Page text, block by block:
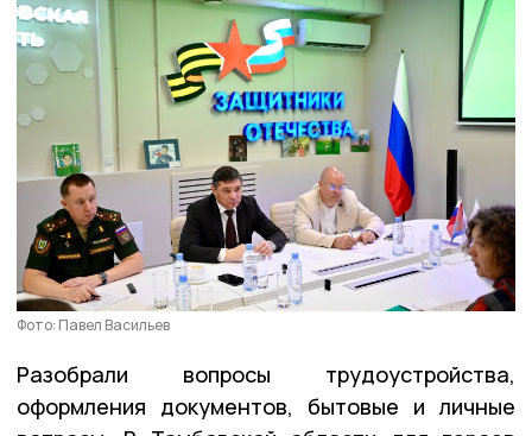
Фото: Павел Васильев
Разобрали вопросы трудоустройства,
оформления документов, бытовые и личные